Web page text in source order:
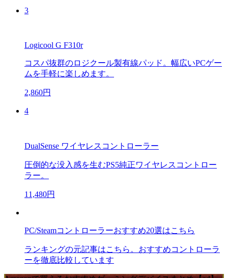
3
Logicool G F310r
コスパ抜群のロジクール製有線パッド。幅広いPCゲー
ムを手軽に楽しめます。
2,860円
4
DualSense ワイヤレスコントローラー
圧倒的な没入感を生むPS5純正ワイヤレスコントロー
ラー。
11,480円
PC/Steamコントローラーおすすめ20選はこちら
ランキングの元記事はこちら。おすすめコントローラ
ーを徹底比較しています